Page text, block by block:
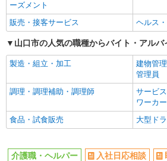
ーズメント
販売・接客サービス ヘルス
山口市の人気の職種からバイト・アル
製造・組立・加工
建物管
管理員
調理・調理補助・調理師
サービ
ワーカー
食品・試食販売
大型ド
介護職・ヘルパー 入社日応相談